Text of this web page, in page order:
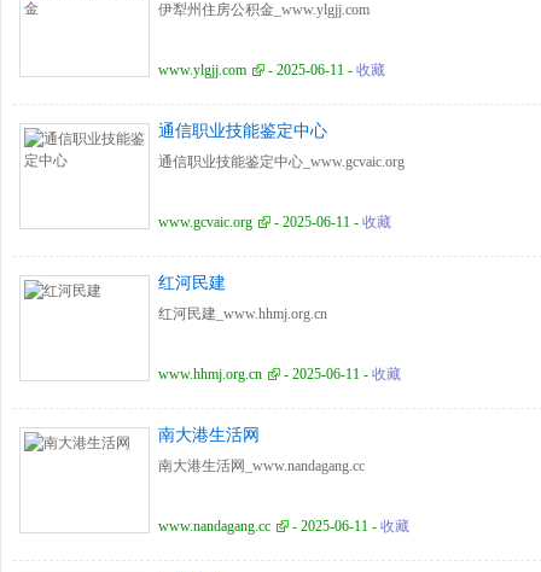
伊犁州住房公积金_www.ylgjj.com
www.ylgjj.com - 2025-06-11 - 收藏
通信职业技能鉴定中心
通信职业技能鉴定中心_www.gcvaic.org
www.gcvaic.org - 2025-06-11 - 收藏
红河民建
红河民建_www.hhmj.org.cn
www.hhmj.org.cn - 2025-06-11 - 收藏
南大港生活网
南大港生活网_www.nandagang.cc
www.nandagang.cc - 2025-06-11 - 收藏